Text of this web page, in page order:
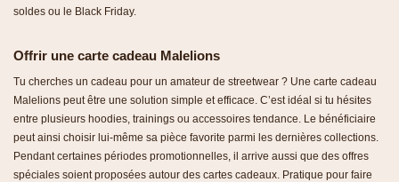
soldes ou le Black Friday.
Offrir une carte cadeau Malelions
Tu cherches un cadeau pour un amateur de streetwear ? Une carte cadeau
Malelions peut être une solution simple et efficace. C’est idéal si tu hésites
entre plusieurs hoodies, trainings ou accessoires tendance. Le bénéficiaire
peut ainsi choisir lui-même sa pièce favorite parmi les dernières collections.
Pendant certaines périodes promotionnelles, il arrive aussi que des offres
spéciales soient proposées autour des cartes cadeaux. Pratique pour faire